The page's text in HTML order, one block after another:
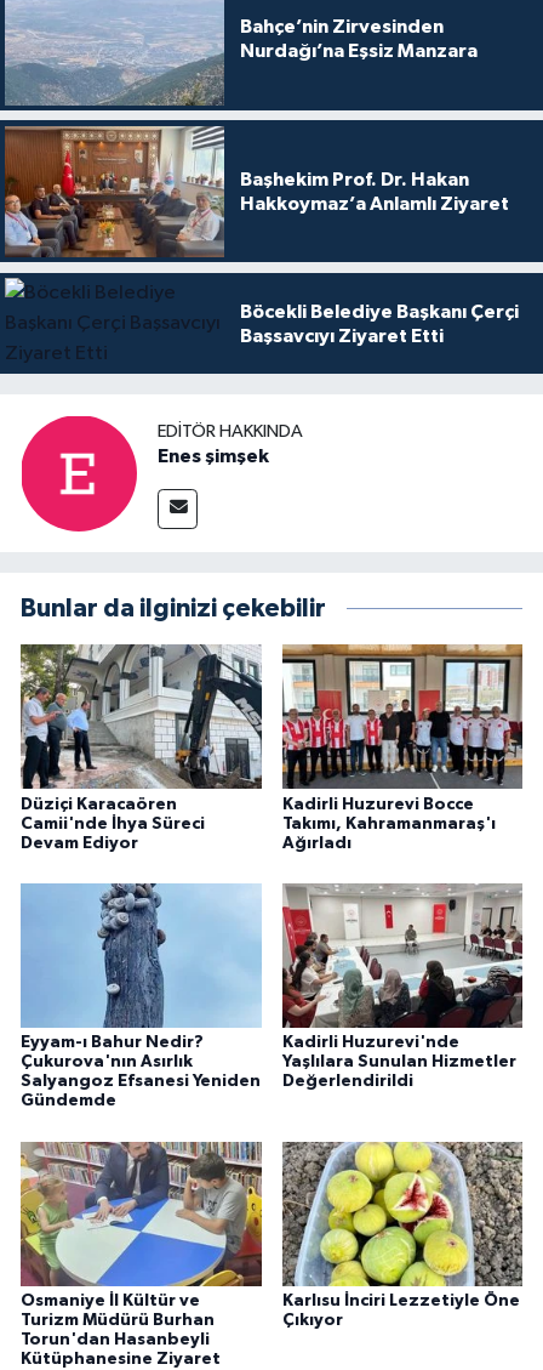
Bahçe’nin Zirvesinden
Nurdağı’na Eşsiz Manzara
Başhekim Prof. Dr. Hakan
Hakkoymaz’a Anlamlı Ziyaret
Böcekli Belediye Başkanı Çerçi
Başsavcıyı Ziyaret Etti
EDITÖR HAKKINDA
Enes şimşek
Bunlar da ilginizi çekebilir
Düziçi Karacaören
Camii'nde İhya Süreci
Devam Ediyor
Kadirli Huzurevi Bocce
Takımı, Kahramanmaraş'ı
Ağırladı
Eyyam-ı Bahur Nedir?
Çukurova'nın Asırlık
Salyangoz Efsanesi Yeniden
Gündemde
Kadirli Huzurevi'nde
Yaşlılara Sunulan Hizmetler
Değerlendirildi
Osmaniye İl Kültür ve
Turizm Müdürü Burhan
Torun'dan Hasanbeyli
Kütüphanesine Ziyaret
Karlısu İnciri Lezzetiyle Öne
Çıkıyor